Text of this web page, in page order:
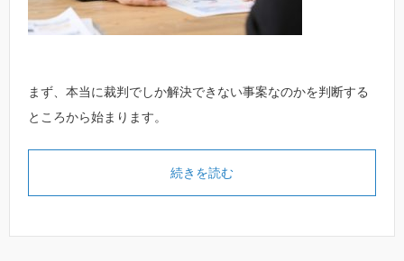
まず、本当に裁判でしか解決できない事案なのかを判断する
ところから始まります。
続きを読む